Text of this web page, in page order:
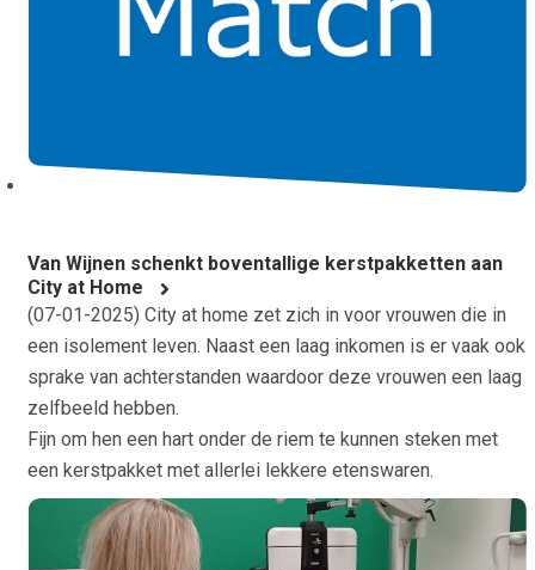
Van Wijnen schenkt boventallige kerstpakketten aan
City at Home
(07-01-2025) City at home zet zich in voor vrouwen die in
een isolement leven. Naast een laag inkomen is er vaak ook
sprake van achterstanden waardoor deze vrouwen een laag
zelfbeeld hebben.
Fijn om hen een hart onder de riem te kunnen steken met
een kerstpakket met allerlei lekkere etenswaren.